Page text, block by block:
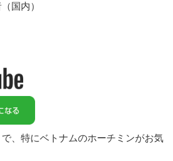
国内）
、特にベトナムのホーチミンがお気